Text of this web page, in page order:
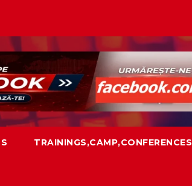
TRAININGS,CAMP,CONFERENCES